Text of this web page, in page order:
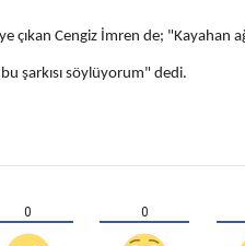
çıkan Cengiz İmren de; "Kayahan
şarkısı söylüyorum" dedi.
0 0